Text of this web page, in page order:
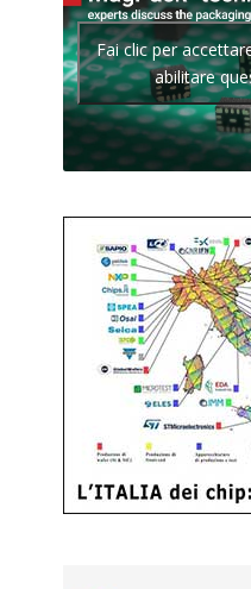
Fai clic per
abilitare